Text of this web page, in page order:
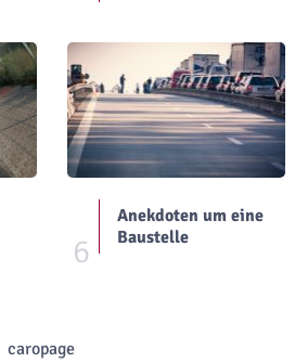
6
Anekdoten um eine
Baustelle
caropage